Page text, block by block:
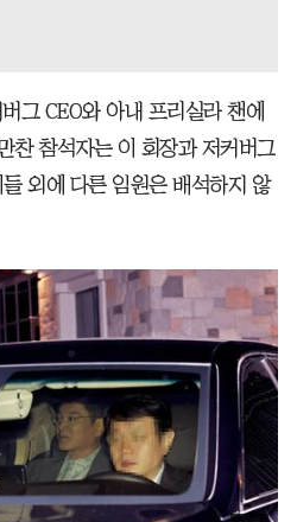
그 CEO와 아내 프리실라 챈에
찬 참석자는 이 회장과 저커버그
외에 다른 임원은 배석하지 않